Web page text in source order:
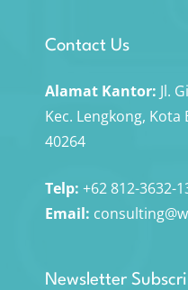
Contact Us
Alamat Kantor: Jl.
Kec. Lengkong, Kota
40264
Telp: +62 812-3632-
Email:
Newsletter